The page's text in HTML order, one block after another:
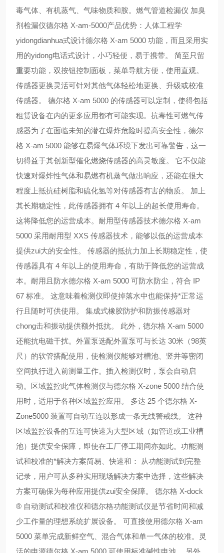
毒气体、有机蒸气、气味物质和胺。燃气管道检漏仪 加臭
剂检漏仪德尔格 X-am-5000产品优势：人体工程学
yidongdianhua式设计德尔格 X-am 5000 功能，而且采用实
用的yidong电话式设计，小巧轻便，易于携带。 简至只留
重要功能，双按钮控制面板，菜单导航方便，使用直观。
传感器更换灵活可针对其他气体轻松地更换、升级或校准
传感器。 德尔格 X-am 5000 的传感器可以定制，使得包括
租赁设备在内的更多应用都有可能实现。抗毒性可燃气传
感器为了在面临未知的潜在爆炸危险时提高安全性，德尔
格 X-am 5000 能够在易爆气体环境下发出可靠警告，这一
切得益于其创新型催化燃烧传感器的高灵敏度。 它不仅能
快速对爆炸性气体和易燃有机蒸气做出响应，还能在很大
程度上抵抗硅树脂和硫化氢等对传感器有害的物质。 加上
其长期稳定性，此传感器拥有 4 年以上的超长使用寿命。
这将降低您的运营成本。耐用型传感器技术德尔格 X-am
5000 采用耐用型 XXS 传感器技术，能够以低的运营成本
提供zui大的安全性。 传感器的抵抗力加上长期稳定性，使
传感器具有 4 年以上的使用寿命，有助于降低您的运营成
本。耐用且防水德尔格 X-am 5000 可防水防尘，符合 IP
67 标准。 这意味着检测仪即使掉落水中也能保持*正常运
行且随时可供使用。 集成式橡胶防护和防振传感器对
chong击和振动提供额外抵抗。 此外，德尔格 X-am 5000
还能抗电磁干扰。外置泵选配外置泵可与长达 30米（98英
尺）的软管搭配使用，使检测仪能够对槽池、竖井等密闭
空间执行进入前测量工作。插入检测仪时，泵会自动启
动。区域监控此气体检测仪与德尔格 X-zone 5000 结合使
用时，适用于各种区域监控应用。 多达 25 个德尔格 X-
Zone5000 装置可自动互连以形成一条无线警戒线。 这种
区域监控设备的互连可快速为大型区域（如管道或工业槽
池）提供安全保障，即使在工厂停工期间亦如此。功能测
试和校准的*解决方案简易、快速和： 从功能测试到完整
记录，用户可从多种实用现场解决方案中选择，这些解决
方案可确保为每种应用提供zui安全保障。 德尔格 X-dock
® 自动测试和校准仪和德尔格功能测试仪是节省时间和减
少工作量的理想系统扩展设备。 可直接使用德尔格 X-am
5000 菜单完成新鲜空气、混合气体和单一气体的校准。灵
活的电源德尔格 X-am 5000 可使用标准碱性电池。 另外，